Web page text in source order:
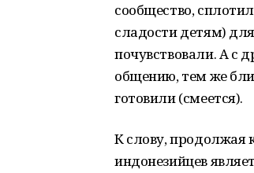
сообщество,
сладости детям)
почувствовали. А с
общению, тем же
готовили (смеется).
К слову,
индонезийцев